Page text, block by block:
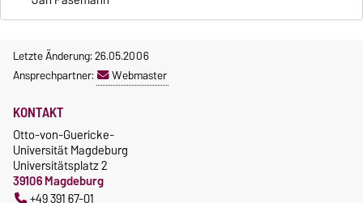
Letzte Änderung: 26.05.2006
Ansprechpartner:
Webmaster
KONTAKT
Otto-von-Guericke-
Universität Magdeburg
Universitätsplatz 2
39106 Magdeburg
+49 391 67-01